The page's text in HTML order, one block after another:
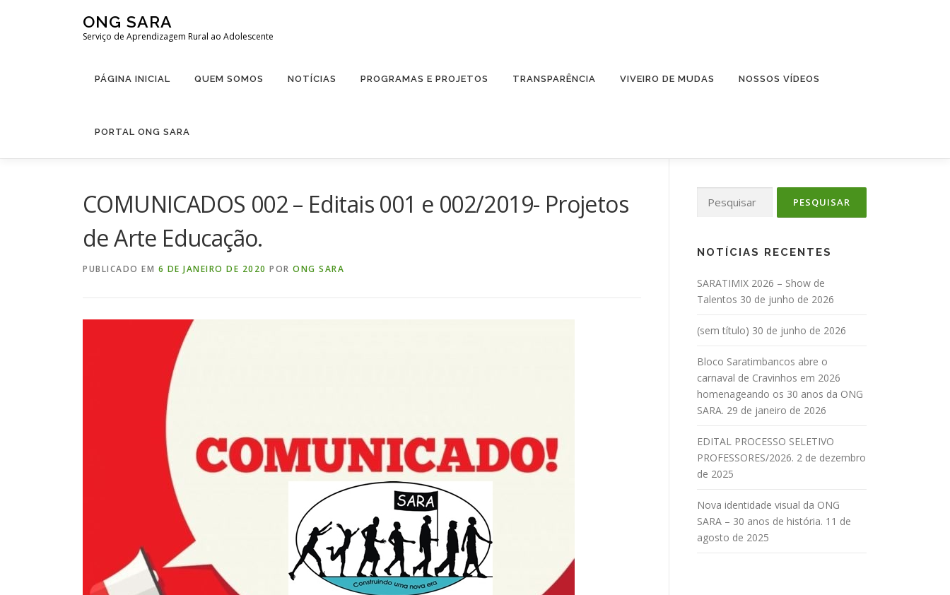
ONG SARA
Serviço de Aprendizagem Rural ao Adolescente
PÁGINA INICIAL QUEM SOMOS NOTÍCIAS PROGRAMAS E PROJETOS TRANSPARÊNCIA VIVEIRO DE MUDAS NOSSOS VÍDEOS
PORTAL ONG SARA
COMUNICADOS 002 – Editais 001 e 002/2019- Projetos
de Arte Educação.
PUBLICADO EM 6 DE JANEIRO DE 2020 POR ONG SARA
por:
NOTÍCIAS RECENTES
SARATIMIX 2026 – Show de
Talentos 30 de junho de 2026
(sem título) 30 de junho de 2026
Bloco Saratimbancos abre o
carnaval de Cravinhos em 2026
homenageando os 30 anos da ONG
SARA. 29 de janeiro de 2026
EDITAL PROCESSO SELETIVO
PROFESSORES/2026. 2 de dezembro
de 2025
Nova identidade visual da ONG
SARA – 30 anos de história. 11 de
agosto de 2025